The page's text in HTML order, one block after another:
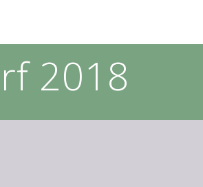
2018